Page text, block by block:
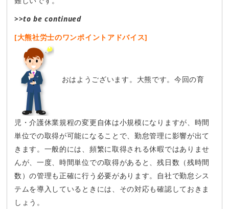
>>to be continued
[大熊社労士のワンポイントアドバイス]
おはようございます。大熊です。今回の育
児・介護休業規程の変更自体は小規模になりますが、時間
単位での取得が可能になることで、勤怠管理に影響が出て
きます。一般的には、頻繁に取得される休暇ではありませ
んが、一度、時間単位での取得があると、残日数（残時間
数）の管理も正確に行う必要があります。自社で勤怠シス
テムを導入しているときには、その対応も確認しておきま
しょう。